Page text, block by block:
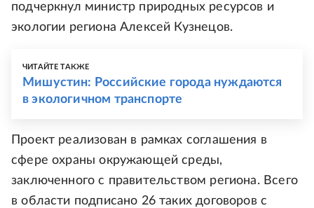
подчеркнул министр природных ресурсов и
экологии региона Алексей Кузнецов.
ЧИТАЙТЕ ТАКЖЕ
Мишустин: Российские города нуждаются
в экологичном транспорте
Проект реализован в рамках соглашения в
сфере охраны окружающей среды,
заключенного с правительством региона. Всего
в области подписано 26 таких договоров с